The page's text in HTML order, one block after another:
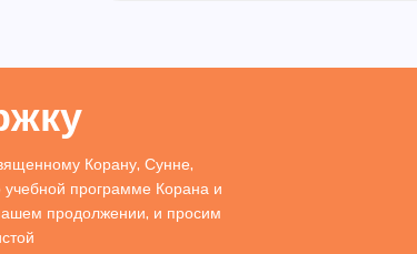
Корану, Сунне,
учебной программе Корана и
продолжении, и просим